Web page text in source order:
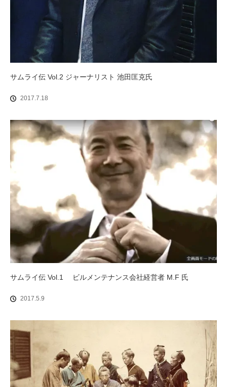
サムライ伝 Vol.2 ジャーナリスト 池田匡克氏
2017.7.18
サムライ伝 Vol.1 ビルメンテナンス会社経営者 M.F 氏
2017.5.9